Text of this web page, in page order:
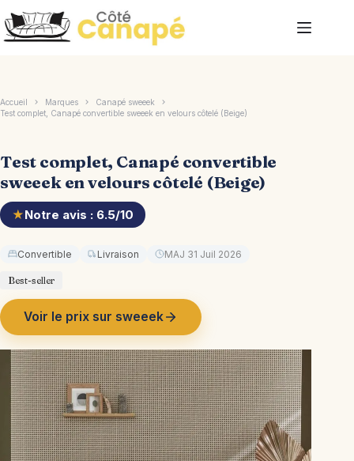
au
contenu
Accueil Marques
Canapé sweeek
Test complet, Canapé convertible sweeek en velours côtelé (Beige)
Test complet, Canapé convertible
sweeek en velours côtelé (Beige)
★Notre avis : 6.5/10
Convertible Livraison MAJ 31 Juil 2026
Best-seller
Voir le prix sur sweeek